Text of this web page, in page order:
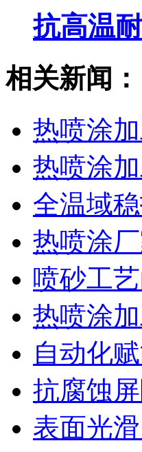
抗高温
相关新闻：
热喷涂
热喷涂
全温域
热喷涂
喷砂工
热喷涂
自动化
抗腐蚀
表面光